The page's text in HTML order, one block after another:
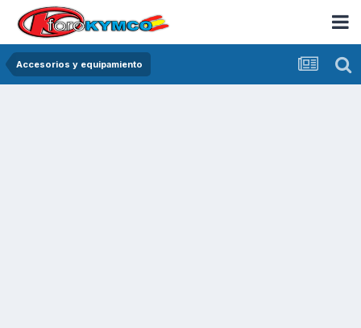
Accesorios y equipamiento